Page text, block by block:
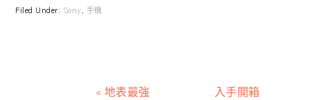
Filed Under: Sony, 手機
Previous
« 地表最強
Next
入手開箱